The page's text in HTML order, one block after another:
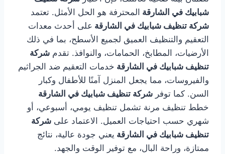
شبابيك في الشارقة المحترفة هو الحل الأمثل. تعتمد
شركة تنظيف شبابيك في الشارقة على أحدث معدات
التعقيم والتنظيف العميق لجميع الأسطح، بما في ذلك
الأرضيات، المطابخ، الحمامات، والنوافذ. تقدم شركة
تنظيف شبابيك في الشارقة خدمات التعقيم ضد الجراثيم
والفيروسات، مما يجعل المنزل آمنًا للأطفال وكبار
السن. كما توفر شركة تنظيف شبابيك في الشارقة
خطط تنظيف مرنة تشمل تنظيف يومي، أسبوعي، أو
شهري حسب احتياجات العميل. الاعتماد على شركة
تنظيف شبابيك في الشارقة يعني جودة عالية، نتائج
ممتازة، وراحة البال، مع توفير الوقت والجهد.